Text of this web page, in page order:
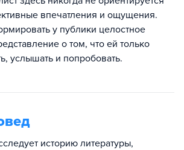
впечатления и ощущения.
у публики целостное
о том, что ей только
услышать и попробовать.
историю литературы,